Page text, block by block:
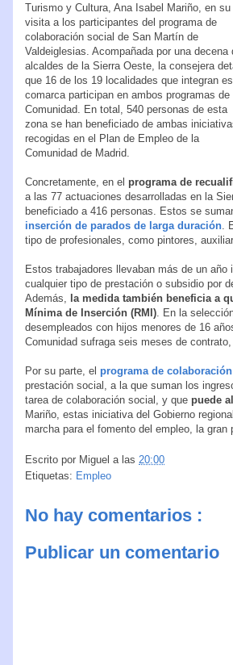
Turismo y Cultura, Ana Isabel Mariño, en su
visita a los participantes del programa de
colaboración social de San Martín de
Valdeiglesias. Acompañada por una decena
alcaldes de la Sierra Oeste, la consejera
que 16 de los 19 localidades que integran
comarca participan en ambos programas de
Comunidad. En total, 540 personas de esta
zona se han beneficiado de ambas
recogidas en el Plan de Empleo de la
Comunidad de Madrid.
Concretamente, en el programa de
a las 77 actuaciones desarrolladas en la
beneficiado a 416 personas. Estos se
inserción de parados de larga duración .
tipo de profesionales, como pintores,
Estos trabajadores llevaban más de un
cualquier tipo de prestación o subsidio por
Además,
la medida también beneficia a
Mínima de Inserción (RMI) . En la
desempleados con hijos menores de 16
Comunidad sufraga seis meses de
Por su parte, el programa de colaboración
prestación social, a la que suman los
tarea de colaboración social, y que puede
Mariño, estas iniciativa del Gobierno
marcha para el fomento del empleo, la gran
Escrito por Miguel a las 20:00
Etiquetas: Empleo
No hay comentarios :
Publicar un comentario